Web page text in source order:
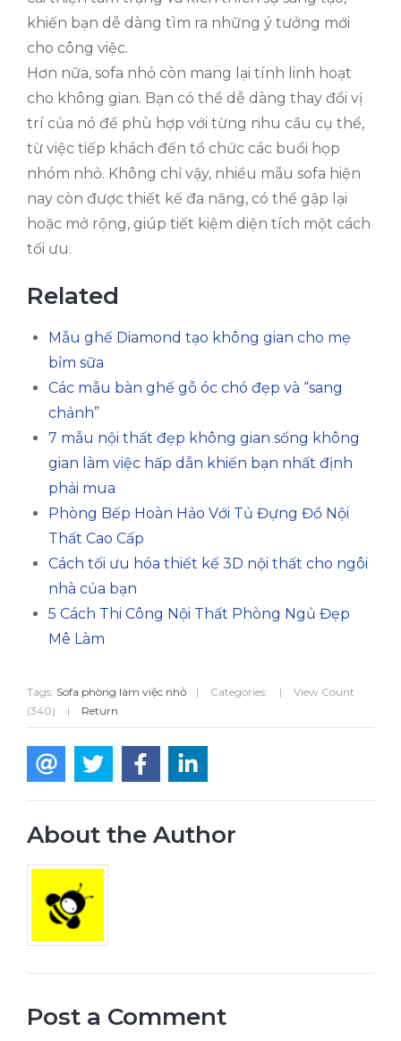
khiến bạn dễ dàng tìm ra những ý tưởng mới
cho công việc.
Hơn nữa, sofa nhỏ còn mang lại tính linh hoạt
cho không gian. Bạn có thể dễ dàng thay đổi vị
trí của nó để phù hợp với từng nhu cầu cụ thể,
từ việc tiếp khách đến tổ chức các buổi họp
nhóm nhỏ. Không chỉ vậy, nhiều mẫu sofa hiện
nay còn được thiết kế đa năng, có thể gập lại
hoặc mở rộng, giúp tiết kiệm diện tích một cách
tối ưu.
Related
Mẫu ghế Diamond tạo không gian cho mẹ
bỉm sữa
Các mẫu bàn ghế gỗ óc chó đẹp và “sang
chảnh”
7 mẫu nội thất đẹp không gian sống không
gian làm việc hấp dẫn khiến bạn nhất định
phải mua
Phòng Bếp Hoàn Hảo Với Tủ Đựng Đồ Nội
Thất Cao Cấp
Cách tối ưu hóa thiết kế 3D nội thất cho ngôi
nhà của bạn
5 Cách Thi Công Nội Thất Phòng Ngủ Đẹp
Mê Làm
Tags: Sofa phòng làm việc nhỏ | Categories: |
View Count
(340)
| Return
About the Author
Post a Comment